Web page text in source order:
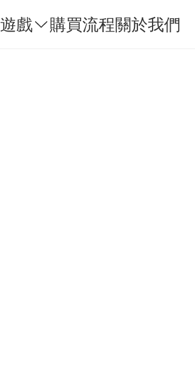
遊戲 購買流程關於我們